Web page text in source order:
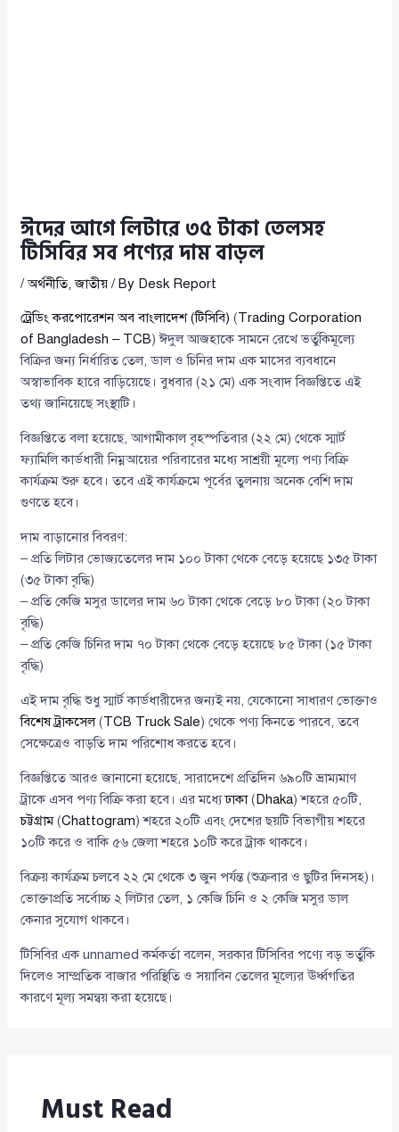
ঈদের আগে লিটারে ৩৫ টাকা তেলসহ
টিসিবির সব পণ্যের দাম বাড়ল
/অর্থনীতি,জাতীয় / By Desk Report
ট্রেডিং করপোরেশন অব বাংলাদেশ (টিসিবি) (Trading Corporation
of Bangladesh – TCB) ঈদুল আজহাকে সামনে রেখে ভর্তুকিমূল্যে
বিক্রির জন্য নির্ধারিত তেল, ডাল ও চিনির দাম এক মাসের ব্যবধানে
অস্বাভাবিক হারে বাড়িয়েছে। বুধবার (২১ মে) এক সংবাদ বিজ্ঞপ্তিতে এই
তথ্য জানিয়েছে সংস্থাটি।
বিজ্ঞপ্তিতে বলা হয়েছে, আগামীকাল বৃহস্পতিবার (২২ মে) থেকে স্মার্ট
ফ্যামিলি কার্ডধারী নিম্নআয়ের পরিবারের মধ্যে সাশ্রয়ী মূল্যে পণ্য বিক্রি
কার্যক্রম শুরু হবে। তবে এই কার্যক্রমে পূর্বের তুলনায় অনেক বেশি দাম
গুণতে হবে।
দাম বাড়ানোর বিবরণ:
– প্রতি লিটার ভোজ্যতেলের দাম ১০০ টাকা থেকে বেড়ে হয়েছে ১৩৫ টাকা
(৩৫ টাকা বৃদ্ধি)
– প্রতি কেজি মসুর ডালের দাম ৬০ টাকা থেকে বেড়ে ৮০ টাকা (২০ টাকা
বৃদ্ধি)
– প্রতি কেজি চিনির দাম ৭০ টাকা থেকে বেড়ে হয়েছে ৮৫ টাকা (১৫ টাকা
বৃদ্ধি)
এই দাম বৃদ্ধি শুধু স্মার্ট কার্ডধারীদের জন্যই নয়, যেকোনো সাধারণ ভোক্তাও
বিশেষ ট্রাকসেল(TCB Truck Sale) থেকে পণ্য কিনতে পারবে, তবে
সেক্ষেত্রেও বাড়তি দাম পরিশোধ করতে হবে।
বিজ্ঞপ্তিতে আরও জানানো হয়েছে, সারাদেশে প্রতিদিন ৬৯০টি ভ্রাম্যমাণ
ট্রাকে এসব পণ্য বিক্রি করা হবে। এর মধ্যেঢাকা(Dhaka) শহরে ৫০টি,
চট্টগ্রাম(Chattogram) শহরে ২০টি এবং দেশের ছয়টি বিভাগীয় শহরে
১০টি করে ও বাকি ৫৬ জেলা শহরে ১০টি করে ট্রাক থাকবে।
বিক্রয় কার্যক্রম চলবে ২২ মে থেকে ৩ জুন পর্যন্ত (শুক্রবার ও ছুটির দিনসহ)।
ভোক্তাপ্রতি সর্বোচ্চ ২ লিটার তেল, ১ কেজি চিনি ও ২ কেজি মসুর ডাল
কেনার সুযোগ থাকবে।
টিসিবির এক unnamed কর্মকর্তা বলেন, সরকার টিসিবির পণ্যে বড় ভর্তুকি
দিলেও সাম্প্রতিক বাজার পরিস্থিতি ও সয়াবিন তেলের মূল্যের ঊর্ধ্বগতির
কারণে মূল্য সমন্বয় করা হয়েছে।
Must Read